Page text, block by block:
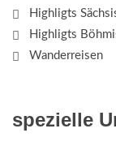
Highligts
Highligts
Wanderreisen
spezielle